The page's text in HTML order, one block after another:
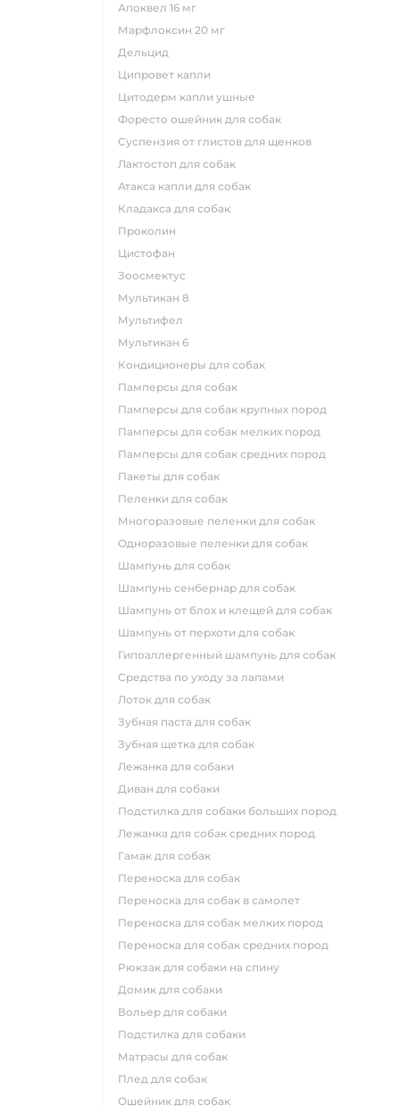
апоквел 16 мг
марфлоксин 20 мг
дельцид
ципровет капли
цитодерм капли ушные
форесто ошейник для собак
суспензия от глистов для щенков
лактостоп для собак
атакса капли для собак
кладакса для собак
проколин
цистофан
зоосмектус
мультикан 8
мультифел
мультикан 6
кондиционеры для собак
памперсы для собак
памперсы для собак крупных пород
памперсы для собак мелких пород
памперсы для собак средних пород
пакеты для собак
пеленки для собак
многоразовые пеленки для собак
одноразовые пеленки для собак
шампунь для собак
шампунь сенбернар для собак
шампунь от блох и клещей для собак
шампунь от перхоти для собак
гипоаллергенный шампунь для собак
средства по уходу за лапами
лоток для собак
зубная паста для собак
зубная щетка для собак
лежанка для собаки
диван для собаки
подстилка для собаки больших пород
лежанка для собак средних пород
гамак для собак
переноска для собак
переноска для собак в самолет
переноска для собак мелких пород
переноска для собак средних пород
рюкзак для собаки на спину
домик для собаки
вольер для собаки
подстилка для собаки
матрасы для собак
плед для собак
ошейник для собак